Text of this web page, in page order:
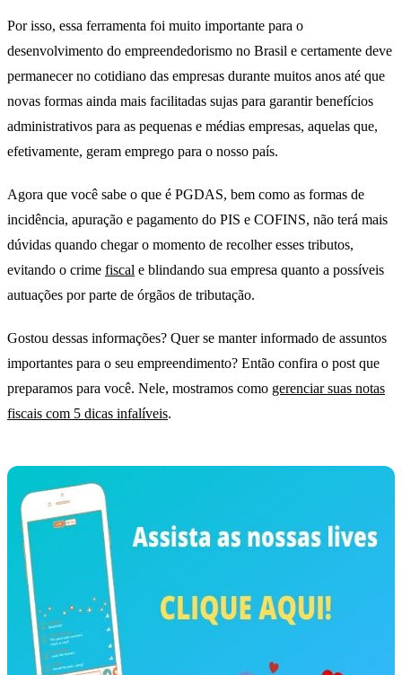
Por isso, essa ferramenta foi muito importante para o
desenvolvimento do empreendedorismo no Brasil e certamente deve
permanecer no cotidiano das empresas durante muitos anos até que
novas formas ainda mais facilitadas sujas para garantir benefícios
administrativos para as pequenas e médias empresas, aquelas que,
efetivamente, geram emprego para o nosso país.
Agora que você sabe o que é PGDAS, bem como as formas de
incidência, apuração e pagamento do PIS e COFINS, não terá mais
dúvidas quando chegar o momento de recolher esses tributos,
evitando o crime fiscal e blindando sua empresa quanto a possíveis
autuações por parte de órgãos de tributação.
Gostou dessas informações? Quer se manter informado de assuntos
importantes para o seu empreendimento? Então confira o post que
preparamos para você. Nele, mostramos como gerenciar suas notas
fiscais com 5 dicas infalíveis.